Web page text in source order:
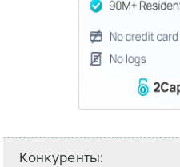
Конкуренты: